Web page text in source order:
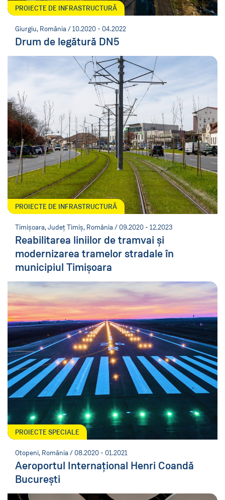
PROIECTE DE INFRASTRUCTURĂ
Giurgiu, România / 10.2020 - 04.2022
Drum de legătură DN5
PROIECTE DE INFRASTRUCTURĂ
Timișoara, Județ Timiș, România / 09.2020 - 12.2023
Reabilitarea liniilor de tramvai și
modernizarea tramelor stradale în
municipiul Timișoara
PROIECTE SPECIALE
Otopeni, România / 08.2020 - 01.2021
Aeroportul Internațional Henri Coandă
București